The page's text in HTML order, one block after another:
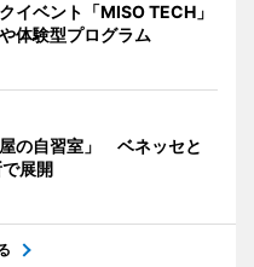
イベント「MISO TECH」
体験型プログラム
の自習室」 ベネッセと
展開